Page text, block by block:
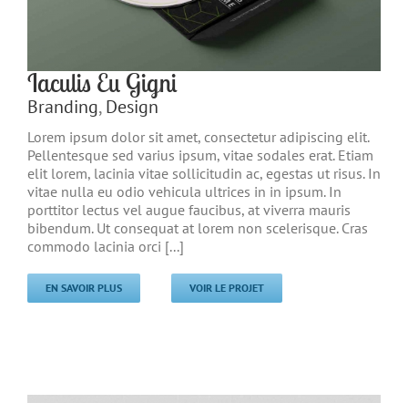
Iaculis Eu Gigni
Branding,Design
Lorem ipsum dolor sit amet, consectetur adipiscing elit.
Pellentesque sed varius ipsum, vitae sodales erat. Etiam
elit lorem, lacinia vitae sollicitudin ac, egestas ut risus. In
vitae nulla eu odio vehicula ultrices in in ipsum. In
porttitor lectus vel augue faucibus, at viverra mauris
bibendum. Ut consequat at lorem non scelerisque. Cras
commodo lacinia orci [...]
EN SAVOIR PLUS VOIR LE PROJET